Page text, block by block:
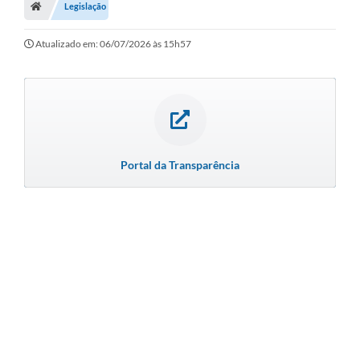
Legislação
Atualizado em: 06/07/2026 às 15h57
Portal da Transparência